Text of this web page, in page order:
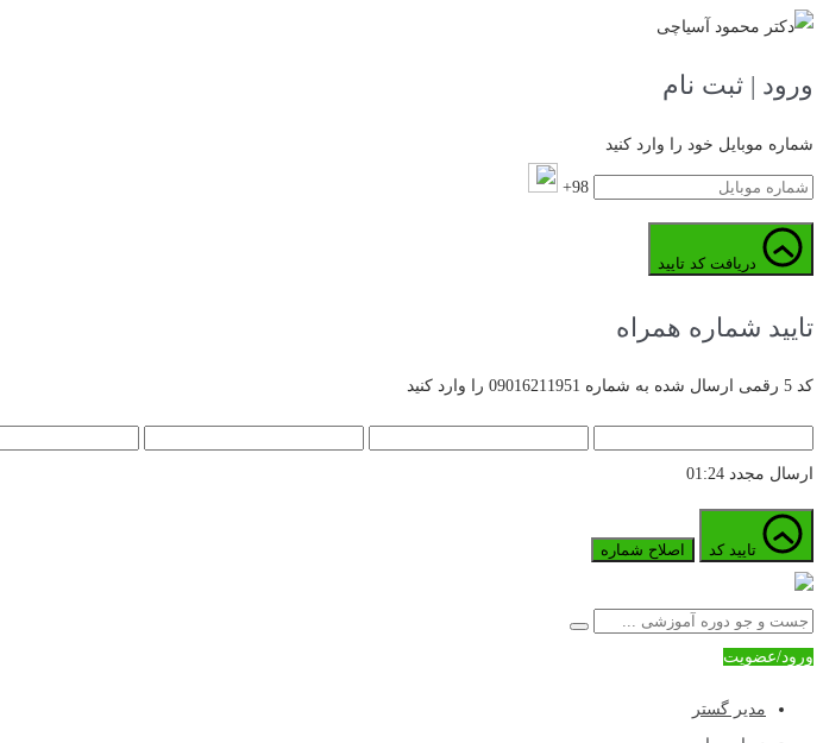
ورود | ثبت نام
شماره موبایل خود را وارد کنید
98+
تایید شماره همراه
کد 5 رقمی ارسال شده به شماره 09016211951 را وارد کنید
ارسال مجدد 01:24
اصلاح شماره
ورود/عضویت
مدیر گستر